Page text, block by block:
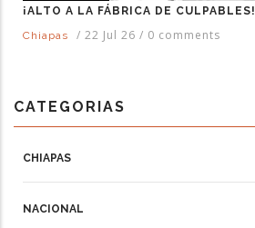
¡ALTO A LA FÁBRICA DE CULPABLES!
Chiapas
/ 22 Jul 26 / 0 comments
CATEGORIAS
CHIAPAS
NACIONAL